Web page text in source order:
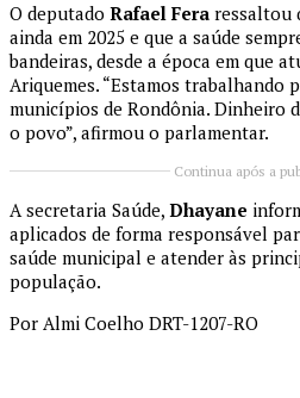
O deputado Rafael Fera ressaltou
ainda em 2025 e que a saúde
bandeiras, desde a época em que
Ariquemes. “Estamos trabalhando
municípios de Rondônia. Dinheiro
o povo”, afirmou o parlamentar.
Continua após a
A secretaria Saúde, Dhayane
aplicados de forma responsável
saúde municipal e atender às
população.
Por Almi Coelho DRT-1207-RO